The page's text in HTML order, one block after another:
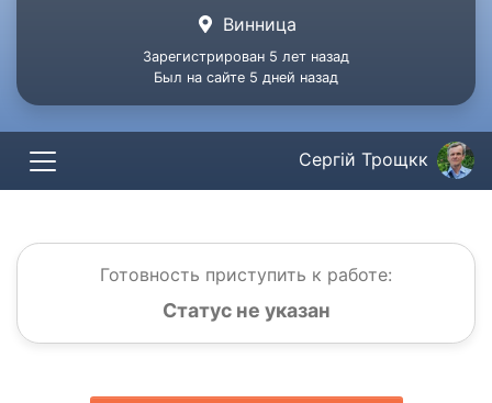
Винница
Зарегистрирован 5 лет назад
Был на сайте 5 дней назад
Сергій Трощкк
Готовность приступить к работе:
Статус не указан